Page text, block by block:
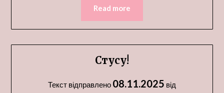
Read more
Стусу!
Текст відправлено 08.11.2025 від